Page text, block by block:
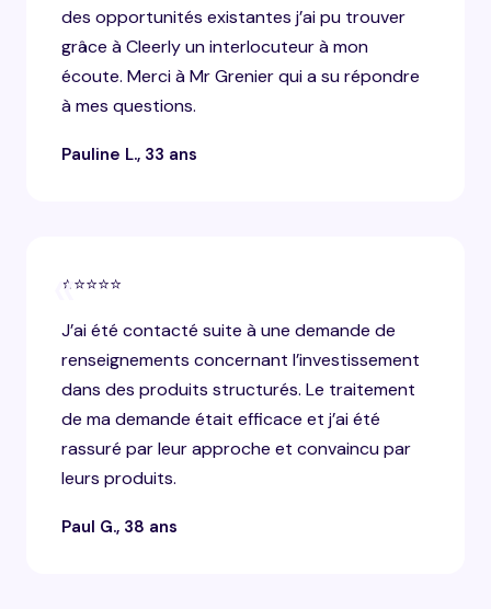
des opportunités existantes j’ai pu trouver
grâce à Cleerly un interlocuteur à mon
écoute. Merci à Mr Grenier qui a su répondre
à mes questions.
Pauline L., 33 ans
«
⭐⭐⭐⭐⭐
J’ai été contacté suite à une demande de
renseignements concernant l’investissement
dans des produits structurés. Le traitement
de ma demande était efficace et j’ai été
rassuré par leur approche et convaincu par
leurs produits.
Paul G., 38 ans